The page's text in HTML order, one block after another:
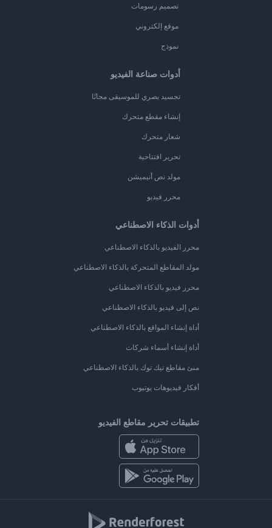
تصميم رسومات
موقع إلكتروني
نموذج
أدوات صناعة الفيديو
تجسيد بصري للموسيقى مجانًا
إنشاء مقطع متحرك
شعار متحرك
تحرير افتتاحية
مولد نص أنيميشن
محرر فيديو
أدوات الذكاء الاصطناعي
محرر الفيديو بالذكاء الاصطناعي
مولد المقاطع المتحركة بالذكاء الاصطناعي
محرر فيديو بالذكاء الاصطناعي
نص إلى فيديو بالذكاء الاصطناعي
أداة إنشاء المواقع بالذكاء الاصطناعي
أداة إنشاء أسماء شركات
منئ مقاطع تيك توك بالذكاء الاصطناعي
أفكار فيديوهات يوتيوب
تطبيقات تحرير مقاطع الفيديو